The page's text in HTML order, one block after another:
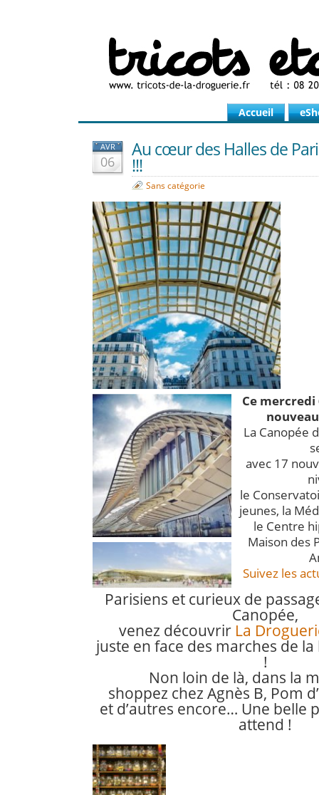
Accueil
AVR
06
Au cœur des Halles de
!!!
Sans catégorie
Ce
La Canopée
avec 17
le
jeunes, la
le Centre
Maison des
Suivez les
Parisiens et curieux de
Canopée,
venez découvrir La
juste en face des marches de la
!
Non loin de là, dans la
shoppez chez Agnès B, Pom
et d’autres encore… Une belle
attend !